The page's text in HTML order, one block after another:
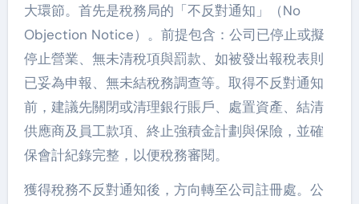
大環節。首先是稅務局的「不反對通知」（No
Objection Notice）。前提包含：公司已停止或擬
停止營業、無未清稅項與罰款、如被發出報稅表則
已妥為申報、無未結稅務調查等。取得不反對通知
前，建議先關閉或清理銀行賬戶、處置資產、結清
供應商及員工款項、終止強積金計劃與保險，並確
保會計紀錄完整，以便稅務審閱。
獲得稅務不反對通知後，方向轉至公司註冊處。公